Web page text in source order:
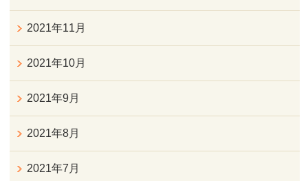
2021年11月
2021年10月
2021年9月
2021年8月
2021年7月